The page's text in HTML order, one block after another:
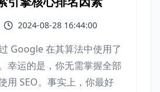
2024-08-28 16:44:00
Google 在其算法中使用了
幸运的是，你无需掌握全部
用 SEO。事实上，你最好